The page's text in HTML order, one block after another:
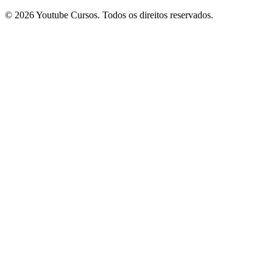
© 2026 Youtube Cursos. Todos os direitos reservados.